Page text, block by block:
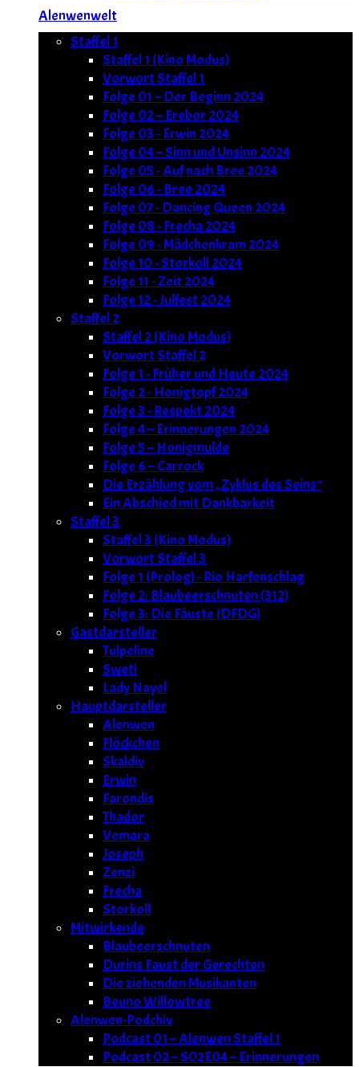
Alenwenwelt
Staffel 1
Staffel 1 (Kino Modus)
Vorwort Staffel 1
Folge 01 – Der Beginn 2024
Folge 02 – Erebor 2024
Folge 03 - Erwin 2024
Folge 04 – Sinn und Unsinn 2024
Folge 05 - Auf nach Bree 2024
Folge 06 - Bree 2024
Folge 07 - Dancing Queen 2024
Folge 08 - Frecha 2024
Folge 09 - Mädchenkram 2024
Folge 10 - Storkoll 2024
Folge 11 - Zeit 2024
Folge 12 - Julfest 2024
Staffel 2
Staffel 2 (Kino Modus)
Vorwort Staffel 2
Folge 1 - Früher und Heute 2024
Folge 2 - Honigtopf 2024
Folge 3 - Respekt 2024
Folge 4 – Erinnerungen 2024
Folge 5 – Honigmulde
Folge 6 – Carrock
Die Erzählung vom „Zyklus des Seins“
Ein Abschied mit Dankbarkeit
Staffel 3
Staffel 3 (Kino Modus)
Vorwort Staffel 3
Folge 1 (Prolog) - Rio Harfenschlag
Folge 2: Blaubeerschnuten (312)
Folge 3: Die Fäuste (DFDG)
Gastdarsteller
Tulpeline
Sweti
Lady Nayel
Hauptdarsteller
Alenwen
Flöckchen
Skaldiv
Erwin
Farondis
Thador
Vemara
Joseph
Zenzi
Frecha
Storkoll
Mitwirkende
Blaubeerschnuten
Durins Faust der Gerechten
Die ziehenden Musikanten
Beuno Willowtree
Alenwen-Podchiv
Podcast 01 – Alenwen Staffel 1
Podcast 02 – S02E04 – Erinnerungen